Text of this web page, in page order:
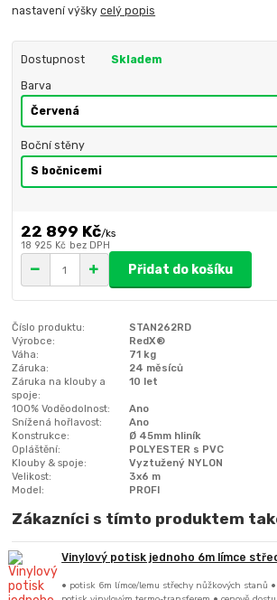
nastavení výškycelý popis
Dostupnost Skladem
Barva
Boční stěny
22 899 Kč/ks
18 925 Kč bez DPH
Přidat do košíku
Číslo produktu:
STAN262RD
Výrobce:
RedX®
Váha:
71 kg
Záruka:
24 měsíců
Záruka na klouby a
spoje:
10 let
100% Voděodolnost:
Ano
Snížená hořlavost:
Ano
Konstrukce:
Ø 45mm hliník
Opláštění:
POLYESTER s PVC
Klouby & spoje:
Vyztužený NYLON
Velikost:
3x6 m
Model:
PROFI
Zákazníci s tímto produktem
Vinylový potisk jednoho 6m límce
• potisk 6m límce/lemu střechy nůžkových stanů •